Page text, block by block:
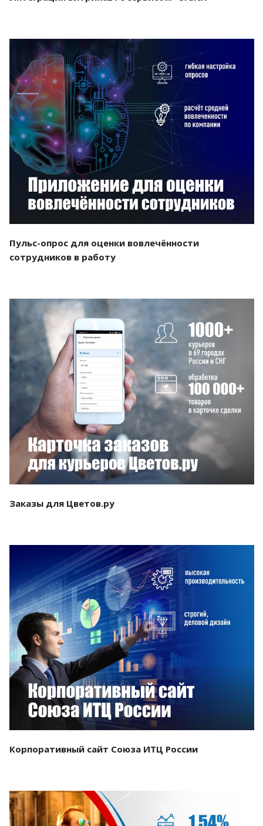
Смотреть проект
Пульс-опрос для оценки вовлечённости
сотрудников в работу
Смотреть проект
Заказы для Цветов.ру
Смотреть проект
Корпоративный сайт Союза ИТЦ России